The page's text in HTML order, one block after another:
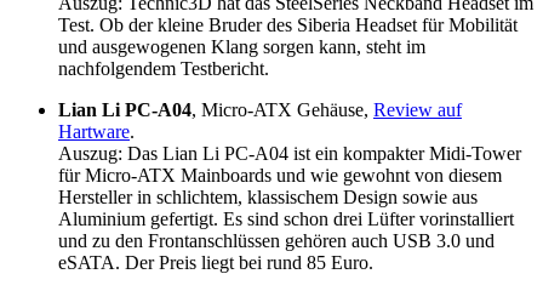
Test. Ob der kleine Bruder des Siberia Headset für Mobilität
und ausgewogenen Klang sorgen kann, steht im
nachfolgendem Testbericht.
Lian Li PC-A04, Micro-ATX Gehäuse, Review auf
Hartware.
Auszug: Das Lian Li PC-A04 ist ein kompakter Midi-Tower
für Micro-ATX Mainboards und wie gewohnt von diesem
Hersteller in schlichtem, klassischem Design sowie aus
Aluminium gefertigt. Es sind schon drei Lüfter vorinstalliert
und zu den Frontanschlüssen gehören auch USB 3.0 und
eSATA. Der Preis liegt bei rund 85 Euro.